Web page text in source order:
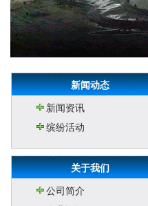
新闻动态
新闻资讯
缤纷活动
关于我们
公司简介